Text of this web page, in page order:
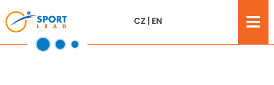
CZ | EN